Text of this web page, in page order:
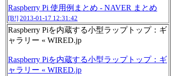
Raspberry Pi 使用例まとめ - NAVER まとめ
[B!] 2013-01-17 12:31:42
Raspberry Piを内蔵する小型ラップトップ：ギ
ャラリー « WIRED.jp
Raspberry Piを内蔵する小型ラップトップ：ギ
ャラリー « WIRED.jp